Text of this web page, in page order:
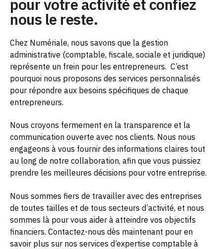
pour votre activité et confiez
nous le reste.
Chez Numériale, nous savons que la gestion
administrative (comptable, fiscale, sociale et juridique)
représente un frein pour les entrepreneurs. C’est
pourquoi nous proposons des services personnalisés
pour répondre aux besoins spécifiques de chaque
entrepreneurs.
Nous croyons fermement en la transparence et la
communication ouverte avec nos clients. Nous nous
engageons à vous fournir des informations claires tout
au long de notre collaboration, afin que vous puissiez
prendre les meilleures décisions pour votre entreprise.
Nous sommes fiers de travailler avec des entreprises
de toutes tailles et de tous secteurs d’activité, et nous
sommes là pour vous aider à atteindre vos objectifs
financiers. Contactez-nous dès maintenant pour en
savoir plus sur nos services d’expertise comptable à